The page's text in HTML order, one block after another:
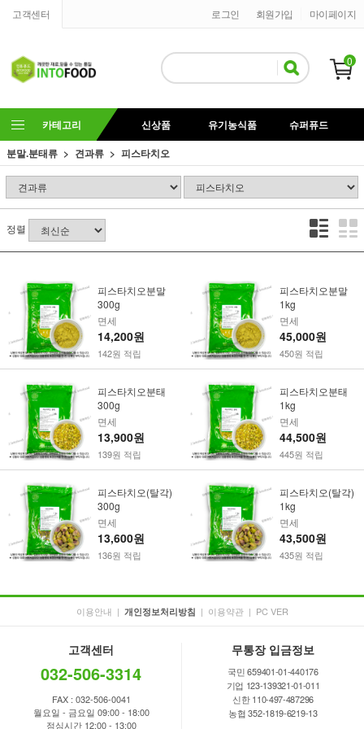
고객센터 마이페이지
회원가입
로그인
0
카테고리 신상품 유기농식품
슈퍼퓨드
분말.분태류
견과류 피스타치오
정렬
피스타치오분말
300g
면세
14,200원
142원 적립
피스타치오분말
1kg
면세
45,000원
450원 적립
피스타치오분태
300g
면세
13,900원
139원 적립
피스타치오분태
1kg
면세
44,500원
445원 적립
피스타치오(탈각)
300g
면세
13,600원
136원 적립
피스타치오(탈각)
1kg
면세
43,500원
435원 적립
이용안내 | 개인정보처리방침 | 이용약관 | PC VER
고객센터
032-506-3314
FAX : 032-506-0041
월요일 - 금요일 09:00 - 18:00
점심시간 12:00 - 13:00
무통장 입금정보
국민 659401-01-440176
기업 123-139321-01-011
신한 110-497-487296
농협 352-1819-6219-13